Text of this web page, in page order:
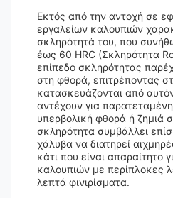
Εκτός από την αντοχή σε
εργαλείων καλουπιών
σκληρότητά του, που
έως 60 HRC (Σκληρότητα
επίπεδο σκληρότητας
στη φθορά, επιτρέποντας
κατασκευάζονται από
αντέχουν για
υπερβολική φθορά ή ζημιά
σκληρότητα συμβάλλει
χάλυβα να διατηρεί
κάτι που είναι απαραίτητο
καλουπιών με περίπλοκες
λεπτά φινιρίσματα.